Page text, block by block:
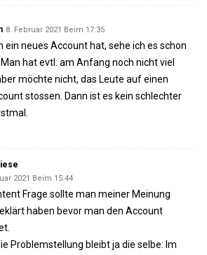
8. Februar 2021 Beim 17:35
ein neues Account hat, sehe ich es schon
hat evtl. am Anfang noch nicht viel
möchte nicht, das Leute auf einen
stossen. Dann ist es kein schlechter
2021 Beim 15:44
Frage sollte man meiner Meinung
haben bevor man den Account
Problemstellung bleibt ja die selbe: Im